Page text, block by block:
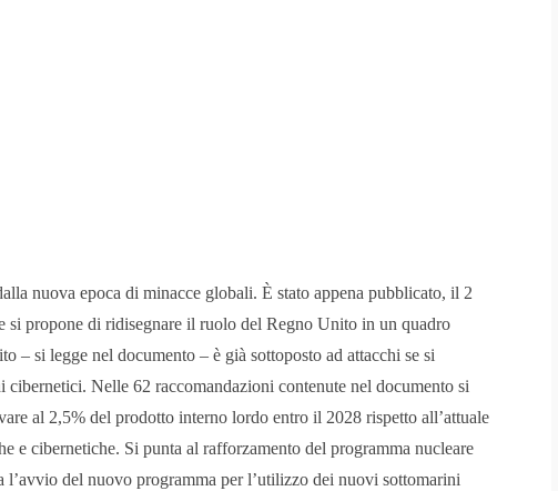
nuova epoca di minacce globali. È stato appena pubblicato, il 2
si propone di ridisegnare il ruolo del Regno Unito in un quadro
– si legge nel documento – è già sottoposto ad attacchi se si
Nelle 62 raccomandazioni contenute nel documento si
al 2,5% del prodotto interno lordo entro il 2028 rispetto all’attuale
e cibernetiche. Si punta al rafforzamento del programma nucleare
del nuovo programma per l’utilizzo dei nuovi sottomarini